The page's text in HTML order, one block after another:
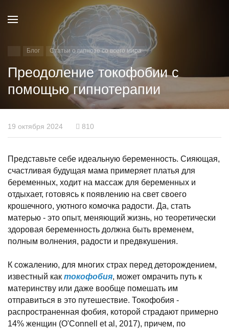
Блог Статьи о гипнозе со всего мира
Преодоление токофобии с
помощью гипнотерапии
19 октября 2024 810
Представьте себе идеальную беременность. Сияющая,
счастливая будущая мама примеряет платья для
беременных, ходит на массаж для беременных и
отдыхает, готовясь к появлению на свет своего
крошечного, уютного комочка радости. Да, стать
матерью - это опыт, меняющий жизнь, но теоретически
здоровая беременность должна быть временем,
полным волнения, радости и предвкушения.
К сожалению, для многих страх перед деторождением,
известный как токофобия, может омрачить путь к
материнству или даже вообще помешать им
отправиться в это путешествие. Токофобия -
распространенная фобия, которой страдают примерно
14% женщин (O'Connell et al, 2017), причем, по